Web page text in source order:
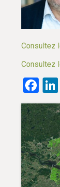
Consultez
Consultez